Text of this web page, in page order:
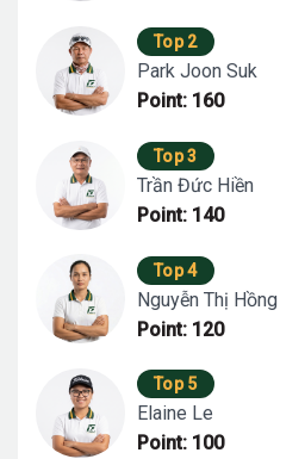
Top 2
Park Joon Suk
Point: 160
Top 3
Trần Đức Hiền
Point: 140
Top 4
Nguyễn Thị Hồng
Point: 120
Top 5
Elaine Le
Point: 100